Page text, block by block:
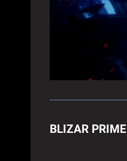
BLIZAR PRIME